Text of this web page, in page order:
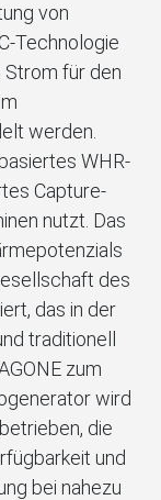
von
Technologie
Strom für den
werden.
WHR-
Capture-
nutzt. Das
des
das in der
traditionell
zum
wird
die
und
bei nahezu